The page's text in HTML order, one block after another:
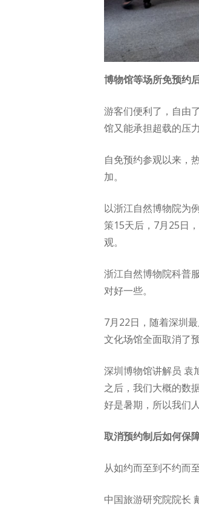
博物馆等场所免预约
游客们便利了，自由
馆又能承担超载的压
自免预约参观以来，
加。
以浙江自然博物院为
策15天后，7月25日
观。
浙江自然博物院科普
对好一些。
7月22日，随着深圳
文化场馆全面取消了
深圳博物馆讲解员 袁
之后，我们大概的数
好是暑期，所以我们
取消预约制后如何保
从如约而至到不约而
中国旅游研究院院长